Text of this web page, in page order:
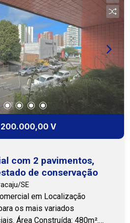
acesso a transporte
serviços essenciais,
Ideal para
agências, ou qualquer
que busque um espaço
deixe essa
Entre em contato conosco
e agende sua visita.
no novo endereço do
V
com 2 pavimentos,
de conservação
SE
em Localização
Área Construída: 480m².